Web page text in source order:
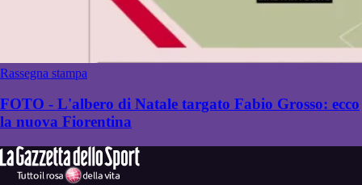
Rassegna stampa
FOTO - L'albero di Natale targato Fabio Grosso: ecco
la nuova Fiorentina